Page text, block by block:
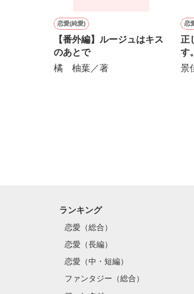
恋愛(純愛)
【番外編】ルージュはキス
のあとで
橘 柚葉／著
恋
正
す。
景
ランキング
恋愛（総合）
恋愛（長編）
恋愛（中・短編）
ファンタジー（総合）